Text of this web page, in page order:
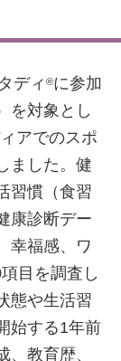
ディ ®に参加
を対象とし
アでのスポ
ました。健
習慣（食習
康診断デー
幸福感、ワ
目を調査し
態や生活習
始する1年前
教育歴、